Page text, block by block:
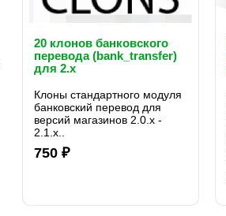
20 клонов банковского
перевода (bank_transfer)
для 2.x
Клоны стандартного модуля
банковский перевод для
версий магазинов 2.0.x -
2.1.x..
750 ₽